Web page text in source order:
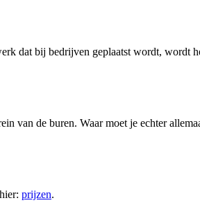
dat bij bedrijven geplaatst wordt, wordt
van de buren. Waar moet je echter
prijzen.